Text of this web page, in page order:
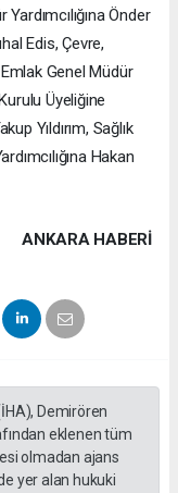
Önder
Edis, Çevre,
Genel Müdür
Üyeliğine
Yıldırım, Sağlık
Hakan
ANKARA HABERİ
Demirören
eklenen tüm
olmadan ajans
yer alan hukuki